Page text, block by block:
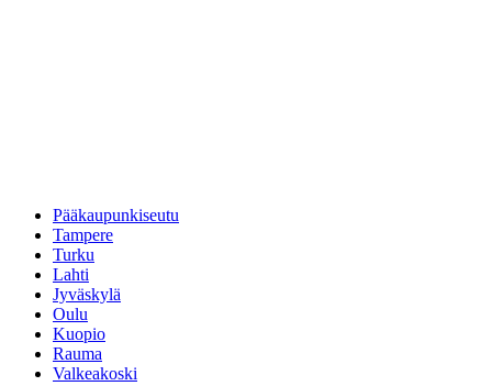
Pääkaupunkiseutu
Tampere
Turku
Lahti
Jyväskylä
Oulu
Kuopio
Rauma
Valkeakoski